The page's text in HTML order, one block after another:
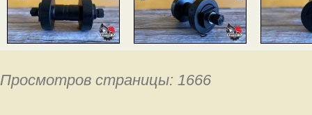
Просмотров страницы: 1666